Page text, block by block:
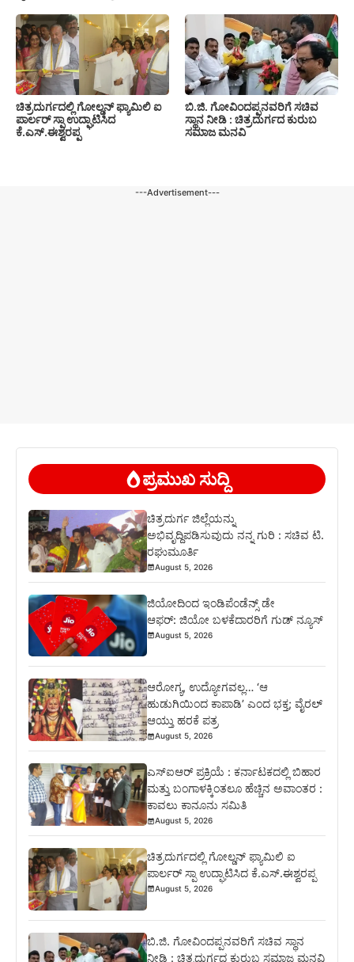
ಚಿತ್ರದುರ್ಗದಲ್ಲಿ ಗೋಲ್ಡನ್ ಫ್ಯಾಮಿಲಿ ಐ
ಪಾರ್ಲರ್ ಸ್ಪಾ ಉದ್ಘಾಟಿಸಿದ
ಕೆ.ಎಸ್.ಈಶ್ವರಪ್ಪ
ಬಿ.ಜಿ. ಗೋವಿಂದಪ್ಪನವರಿಗೆ ಸಚಿವ
ಸ್ಥಾನ ನೀಡಿ : ಚಿತ್ರದುರ್ಗದ ಕುರುಬ
ಸಮಾಜ ಮನವಿ
---Advertisement---
ಪ್ರಮುಖ ಸುದ್ದಿ
ಚಿತ್ರದುರ್ಗ ಜಿಲ್ಲೆಯನ್ನು
ಅಭಿವೃದ್ದಿಪಡಿಸುವುದು ನನ್ನ ಗುರಿ : ಸಚಿವ ಟಿ.
ರಘುಮೂರ್ತಿ
August 5, 2026
ಜಿಯೋದಿಂದ ಇಂಡಿಪೆಂಡೆನ್ಸ್ ಡೇ
ಆಫರ್: ಜಿಯೋ ಬಳಕೆದಾರರಿಗೆ ಗುಡ್ ನ್ಯೂಸ್
August 5, 2026
ಆರೋಗ್ಯ, ಉದ್ಯೋಗವಲ್ಲ… ‘ಆ
ಹುಡುಗಿಯಿಂದ ಕಾಪಾಡಿ’ ಎಂದ ಭಕ್ತ; ವೈರಲ್
ಆಯ್ತು ಹರಕೆ ಪತ್ರ
August 5, 2026
ಎಸ್‍ಐಆರ್ ಪ್ರಕ್ರಿಯೆ : ಕರ್ನಾಟಕದಲ್ಲಿ ಬಿಹಾರ
ಮತ್ತು ಬಂಗಾಳಕ್ಕಿಂತಲೂ ಹೆಚ್ಚಿನ ಅವಾಂತರ :
ಕಾವಲು ಕಾನೂನು ಸಮಿತಿ
August 5, 2026
ಚಿತ್ರದುರ್ಗದಲ್ಲಿ ಗೋಲ್ಡನ್ ಫ್ಯಾಮಿಲಿ ಐ
ಪಾರ್ಲರ್ ಸ್ಪಾ ಉದ್ಘಾಟಿಸಿದ ಕೆ.ಎಸ್.ಈಶ್ವರಪ್ಪ
August 5, 2026
ಬಿ.ಜಿ. ಗೋವಿಂದಪ್ಪನವರಿಗೆ ಸಚಿವ ಸ್ಥಾನ
ನೀಡಿ : ಚಿತ್ರದುರ್ಗದ ಕುರುಬ ಸಮಾಜ ಮನವಿ